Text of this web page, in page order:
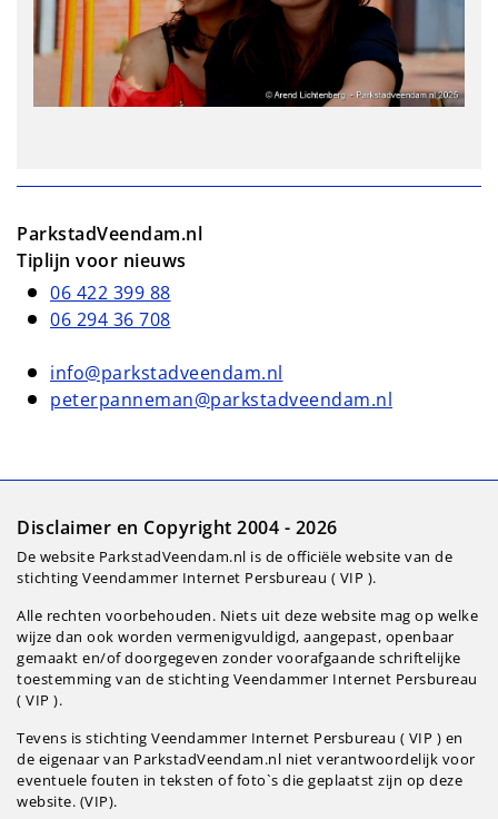
ParkstadVeendam.nl
Tiplijn voor nieuws
06 422 399 88
06 294 36 708
info@parkstadveendam.nl
peterpanneman@parkstadveendam.nl
Disclaimer en Copyright 2004 - 2026
De website ParkstadVeendam.nl is de officiële website van de
stichting Veendammer Internet Persbureau ( VIP ).
Alle rechten voorbehouden. Niets uit deze website mag op welke
wijze dan ook worden vermenigvuldigd, aangepast, openbaar
gemaakt en/of doorgegeven zonder voorafgaande schriftelijke
toestemming van de stichting Veendammer Internet Persbureau
( VIP ).
Tevens is stichting Veendammer Internet Persbureau ( VIP ) en
de eigenaar van ParkstadVeendam.nl niet verantwoordelijk voor
eventuele fouten in teksten of foto`s die geplaatst zijn op deze
website. (VIP).